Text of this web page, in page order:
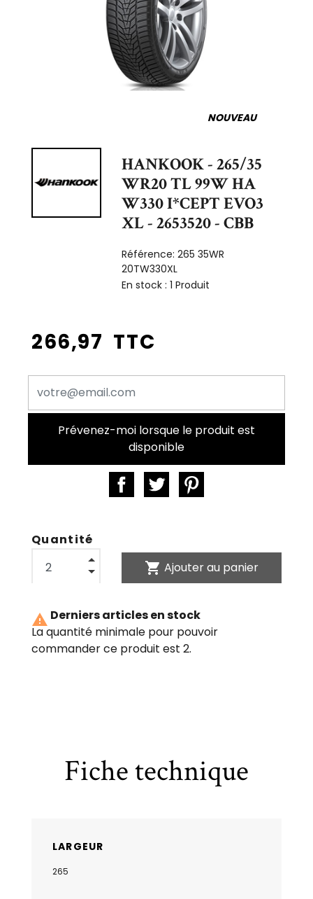
NOUVEAU
HANKOOK - 265/35
WR20 TL 99W HA
W330 I*CEPT EVO3
XL - 2653520 - CBB
Référence:265 35WR
20TW330XL
En stock :1 Produit
266,97 TTC
Prévenez-moi lorsque le produit est
disponible
Quantité
shopping_cart Ajouter au panier
 Derniers articles en stock
La quantité minimale pour pouvoir
commander ce produit est 2.
Fiche technique
LARGEUR
265